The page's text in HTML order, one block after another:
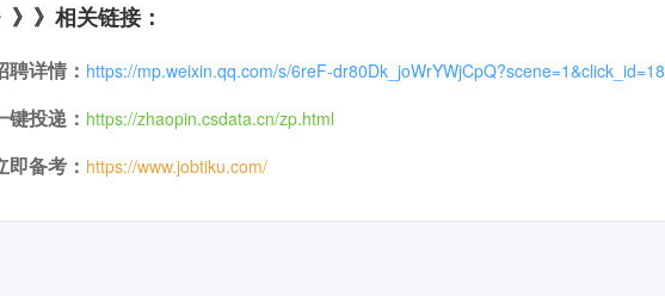
》》相关链接：
聘详情： https://mp.weixin.qq.com/s/6reF-dr80Dk_joWrYWjCpQ?scene=1&click_id=18
键投递： https://zhaopin.csdata.cn/zp.html
即备考： https://www.jobtiku.com/